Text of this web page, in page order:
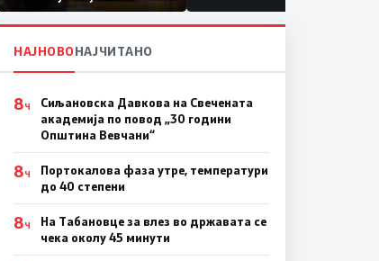
првачиња помалку
НАЈНОВОНАЈЧИТАНО
8Ч
Сиљановска Давкова на Свечената
академија по повод „30 години
Општина Вевчани“
8Ч
Портокалова фаза утре, температури
до 40 степени
8Ч
На Табановце за влез во државата се
чека околу 45 минути